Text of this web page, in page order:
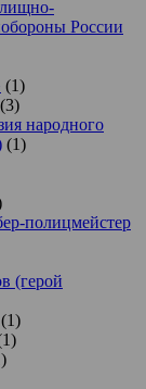
России
(1)
(3)
народного
(1)
полицмейстер
(герой
(1)